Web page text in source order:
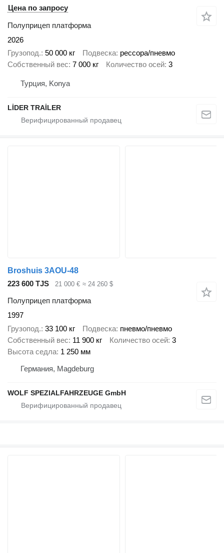
Цена по запросу
Полуприцеп платформа
2026
Грузопод. 50 000 кг Подвеска рессора/пневмо
Собственный вес 7 000 кг Количество осей 3
Турция, Konya
LİDER TRAİLER
Broshuis 3AOU-48
223 600 TJS
21 000 € ≈ 24 260 $
Полуприцеп платформа
1997
Грузопод. 33 100 кг Подвеска пневмо/пневмо
Собственный вес 11 900 кг Количество осей 3
Высота седла 1 250 мм
Германия, Magdeburg
WOLF SPEZIALFAHRZEUGE GmbH